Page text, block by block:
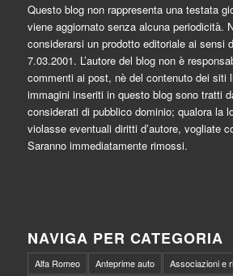
Questo blog non rappresenta una testata
viene aggiornato senza alcuna periodicità.
considerarsi un prodotto editoriale ai sensi
7.03.2001. L’autore del blog non è
commenti ai post, nè del contenuto dei siti
immagini inseriti in questo blog sono tratti
considerati di pubblico dominio; qualora la
violasse eventuali diritti d’autore, vogliate
Saranno immediatamente rimossi.
NAVIGA PER CATEGORIA
Alfa Romeo Anteprime auto
Associazioni e